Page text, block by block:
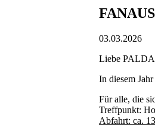
03.03.2026
Liebe
In diesem
Für alle, die
Treffpunkt:
Abfahrt: ca.